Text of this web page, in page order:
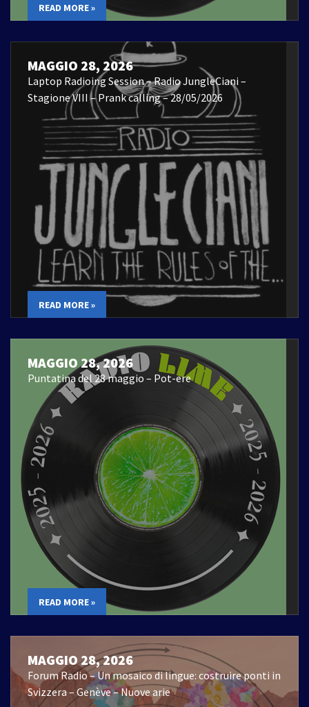
READ MORE »
MAGGIO 28, 2026
Laptop Radioing Session – Radio JungleCiani –
Stagione VIII – Prank calling – 28/05/2026
READ MORE »
MAGGIO 28, 2026
Puntatina del 28 maggio – Pot-ere
READ MORE »
MAGGIO 28, 2026
Forum Radio – Un mosaico di lingue: costruire ponti in
Svizzera – Genève – Nuove arie